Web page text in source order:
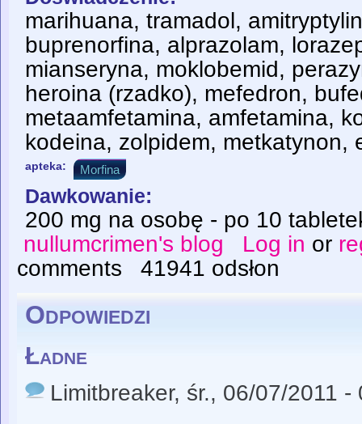
marihuana, tramadol,
buprenorfina, alprazolam,
mianseryna, moklobemid,
heroina (rzadko), mefedron,
metaamfetamina, amfetamina,
kodeina, zolpidem, metkatynon,
apteka: Morfina
Dawkowanie:
200 mg na osobę - po 10
nullumcrimen's blog
Log in or
comments
41941 odsłon
Odpowiedzi
Ładne
Limitbreaker, śr., 06/07/2011 -